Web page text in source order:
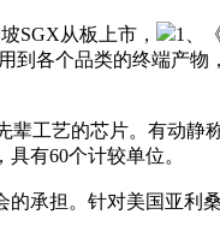
SGX从板上市，
1、
到各个品类的终端产
艺的芯片。有动静
有60个计较单位。
担。针对美国亚利桑